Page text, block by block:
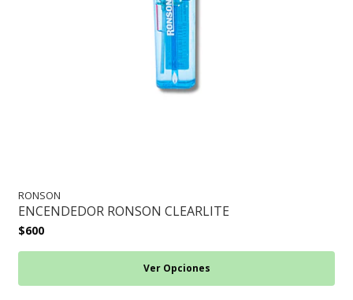
RONSON
ENCENDEDOR RONSON CLEARLITE
$600
Ver Opciones